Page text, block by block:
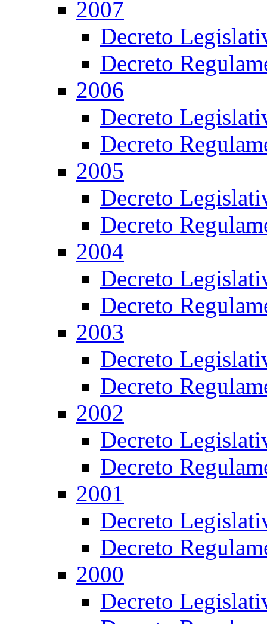
2007
Decreto
Decreto
2006
Decreto
Decreto
2005
Decreto
Decreto
2004
Decreto
Decreto
2003
Decreto
Decreto
2002
Decreto
Decreto
2001
Decreto
Decreto
2000
Decreto